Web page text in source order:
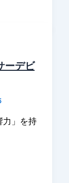
ーデビ
力」を持